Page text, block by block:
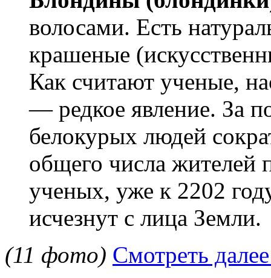
волосами. Есть
крашеные
Как считают ученые,
— редкое явление. За
белокурых людей
общего числа жителей
ученых, уже к 2202
исчезнут с лица Земли.
(11 фото) Смотреть